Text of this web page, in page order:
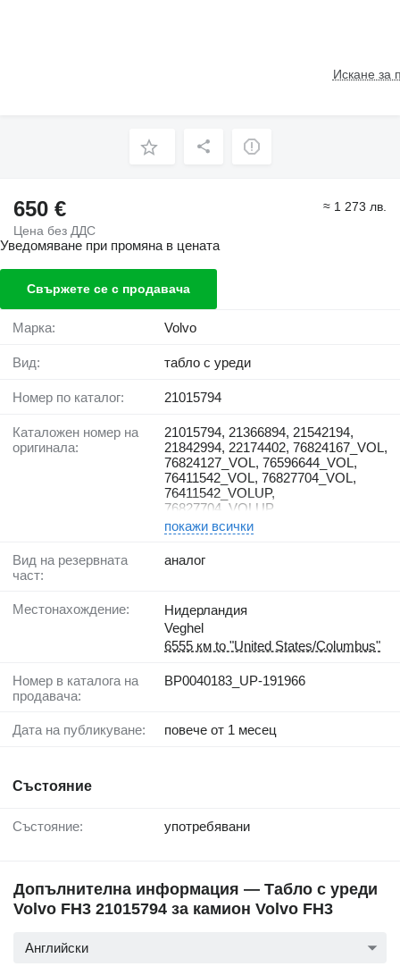
Искане за
650 €
Цена без ДДС
≈ 1 273 лв.
Уведомяване при промяна в цената
Свържете се с продавача
Марка: Volvo
Вид: табло с уреди
Номер по каталог: 21015794
Каталожен номер на
оригинала:
21015794, 21366894, 21542194,
21842994, 22174402, 76824167_VOL,
76824127_VOL, 76596644_VOL,
76411542_VOL, 76827704_VOL,
76411542_VOLUP,
76827704_VOLUP
покажи всички
Вид на резервната
част:
аналог
Местонахождение:
Нидерландия
Veghel
6555 км to "United States/Columbus"
Номер в каталога на
продавача:
BP0040183_UP-191966
Дата на публикуване: повече от 1 месец
Състояние
Състояние: употребявани
Допълнителна информация — Табло с уреди
Volvo FH3 21015794 за камион Volvo FH3
Английски